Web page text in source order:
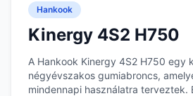
Hankook
Kinergy 4S2 H750
A Hankook Kinergy 4S2 H750 egy
négyévszakos gumiabroncs,
mindennapi használatra terveztek.